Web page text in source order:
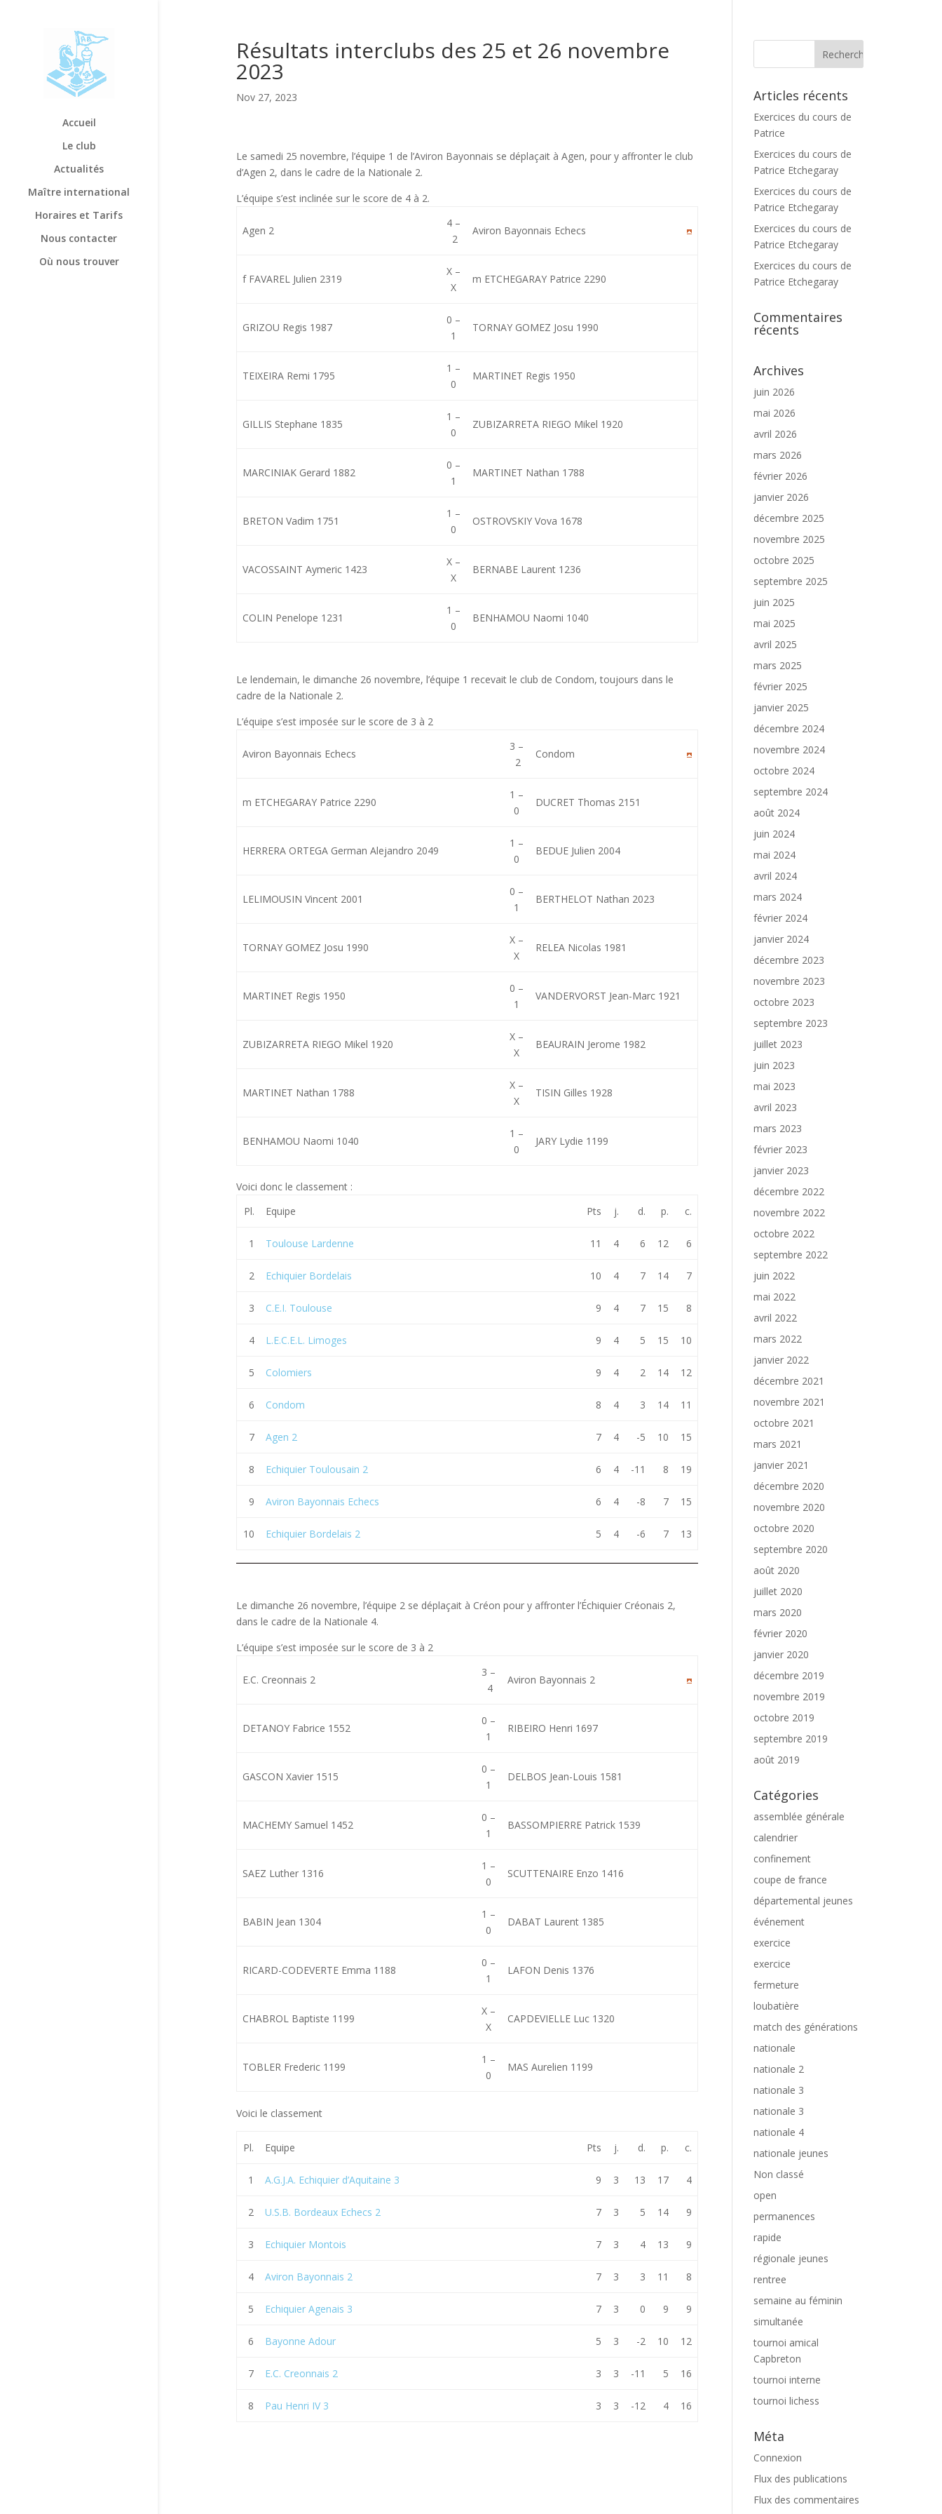
Accueil
Le club
Actualités
Maître international
Horaires et Tarifs
Nous contacter
Où nous trouver
Résultats interclubs des 25 et 26 novembre
2023
Nov 27, 2023
Le samedi 25 novembre, l’équipe 1 de l’Aviron Bayonnais se déplaçait à Agen, pour y affronter le club
d’Agen 2, dans le cadre de la Nationale 2.
L’équipe s’est inclinée sur le score de 4 à 2.
Agen 2
4 –
2
Aviron Bayonnais Echecs
f FAVAREL Julien 2319
X –
X
m ETCHEGARAY Patrice 2290
GRIZOU Regis 1987
0 –
1
TORNAY GOMEZ Josu 1990
TEIXEIRA Remi 1795
1 –
0
MARTINET Regis 1950
GILLIS Stephane 1835
1 –
0
ZUBIZARRETA RIEGO Mikel 1920
MARCINIAK Gerard 1882
0 –
1
MARTINET Nathan 1788
BRETON Vadim 1751
1 –
0
OSTROVSKIY Vova 1678
VACOSSAINT Aymeric 1423
X –
X
BERNABE Laurent 1236
COLIN Penelope 1231
1 –
0
BENHAMOU Naomi 1040
Le lendemain, le dimanche 26 novembre, l’équipe 1 recevait le club de Condom, toujours dans le
cadre de la Nationale 2.
L’équipe s’est imposée sur le score de 3 à 2
Aviron Bayonnais Echecs
3 –
2
Condom
m ETCHEGARAY Patrice 2290
1 –
0
DUCRET Thomas 2151
HERRERA ORTEGA German Alejandro 2049
1 –
0
BEDUE Julien 2004
LELIMOUSIN Vincent 2001
0 –
1
BERTHELOT Nathan 2023
TORNAY GOMEZ Josu 1990
X –
X
RELEA Nicolas 1981
MARTINET Regis 1950
0 –
1
VANDERVORST Jean-Marc 1921
ZUBIZARRETA RIEGO Mikel 1920
X –
X
BEAURAIN Jerome 1982
MARTINET Nathan 1788
X –
X
TISIN Gilles 1928
BENHAMOU Naomi 1040
1 –
0
JARY Lydie 1199
Voici donc le classement :
Pl.
Equipe Pts j. d. p. c.
1 Toulouse Lardenne 11 4 6 12 6
2 Echiquier Bordelais 10 4 7 14 7
3 C.E.I. Toulouse 9 4 7 15 8
4 L.E.C.E.L. Limoges 9 4 5 15 10
5 Colomiers 9 4 2 14 12
6 Condom 8 4 3 14 11
7 Agen 2 7 4 -5 10 15
8 Echiquier Toulousain 2 6 4 -11 8 19
9 Aviron Bayonnais Echecs 6 4 -8 7 15
10 Echiquier Bordelais 2 5 4 -6 7 13
Le dimanche 26 novembre, l’équipe 2 se déplaçait à Créon pour y affronter l’Échiquier Créonais 2,
dans le cadre de la Nationale 4.
L’équipe s’est imposée sur le score de 3 à 2
E.C. Creonnais 2
3 –
4
Aviron Bayonnais 2
DETANOY Fabrice 1552
0 –
1
RIBEIRO Henri 1697
GASCON Xavier 1515
0 –
1
DELBOS Jean-Louis 1581
MACHEMY Samuel 1452
0 –
1
BASSOMPIERRE Patrick 1539
SAEZ Luther 1316
1 –
0
SCUTTENAIRE Enzo 1416
BABIN Jean 1304
1 –
0
DABAT Laurent 1385
RICARD-CODEVERTE Emma 1188
0 –
1
LAFON Denis 1376
CHABROL Baptiste 1199
X –
X
CAPDEVIELLE Luc 1320
TOBLER Frederic 1199
1 –
0
MAS Aurelien 1199
Voici le classement
Pl. Equipe Pts j. d. p. c.
1 A.G.J.A. Echiquier d’Aquitaine 3 9 3 13 17 4
2 U.S.B. Bordeaux Echecs 2 7 3 5 14 9
3 Echiquier Montois 7 3 4 13 9
4 Aviron Bayonnais 2 7 3 3 11 8
5 Echiquier Agenais 3 7 3 0 9 9
6 Bayonne Adour 5 3 -2 10 12
7 E.C. Creonnais 2 3 3 -11 5 16
8 Pau Henri IV 3 3 3 -12 4 16
Articles récents
Exercices du cours de
Patrice
Exercices du cours de
Patrice Etchegaray
Exercices du cours de
Patrice Etchegaray
Exercices du cours de
Patrice Etchegaray
Exercices du cours de
Patrice Etchegaray
Commentaires
récents
Archives
juin 2026
mai 2026
avril 2026
mars 2026
février 2026
janvier 2026
décembre 2025
novembre 2025
octobre 2025
septembre 2025
juin 2025
mai 2025
avril 2025
mars 2025
février 2025
janvier 2025
décembre 2024
novembre 2024
octobre 2024
septembre 2024
août 2024
juin 2024
mai 2024
avril 2024
mars 2024
février 2024
janvier 2024
décembre 2023
novembre 2023
octobre 2023
septembre 2023
juillet 2023
juin 2023
mai 2023
avril 2023
mars 2023
février 2023
janvier 2023
décembre 2022
novembre 2022
octobre 2022
septembre 2022
juin 2022
mai 2022
avril 2022
mars 2022
janvier 2022
décembre 2021
novembre 2021
octobre 2021
mars 2021
janvier 2021
décembre 2020
novembre 2020
octobre 2020
septembre 2020
août 2020
juillet 2020
mars 2020
février 2020
janvier 2020
décembre 2019
novembre 2019
octobre 2019
septembre 2019
août 2019
Catégories
assemblée générale
calendrier
confinement
coupe de france
départemental jeunes
événement
exercice
exercice
fermeture
loubatière
match des générations
nationale
nationale 2
nationale 3
nationale 3
nationale 4
nationale jeunes
Non classé
open
permanences
rapide
régionale jeunes
rentree
semaine au féminin
simultanée
tournoi amical
Capbreton
tournoi interne
tournoi lichess
Méta
Connexion
Flux des publications
Flux des commentaires